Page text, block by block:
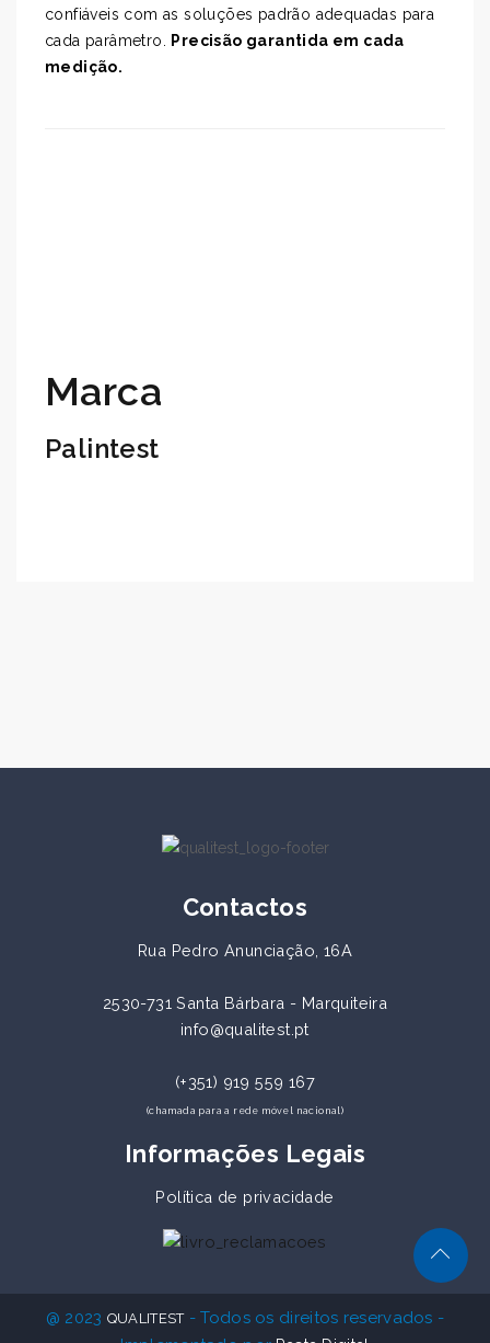
confiáveis com as soluções padrão adequadas para
cada parâmetro.
Precisão garantida em cada
medição.
Marca
Palintest
Contactos
Rua Pedro Anunciação, 16A
2530-731 Santa Bárbara - Marquiteira
info@qualitest.pt
(+351) 919 559 167
(chamada para a rede móvel nacional)
Informações Legais
Política de privacidade
@ 2023 QUALITEST- Todos os direitos reservados -